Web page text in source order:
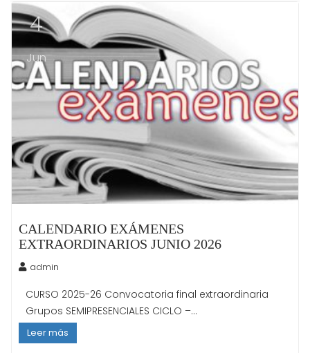
4
Jun
CALENDARIO EXÁMENES
EXTRAORDINARIOS JUNIO 2026
admin
CURSO 2025-26 Convocatoria final extraordinaria
Grupos SEMIPRESENCIALES CICLO –...
Leer más